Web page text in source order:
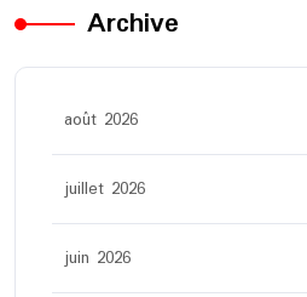
Archive
août 2026
juillet 2026
juin 2026